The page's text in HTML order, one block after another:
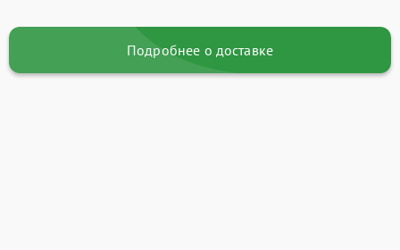
Подробнее о доставке